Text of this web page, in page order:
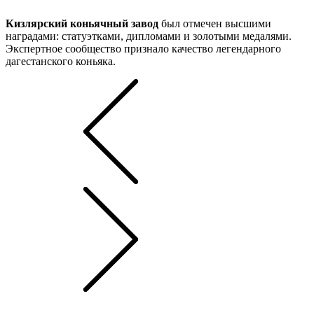
Кизлярский коньячный завод был отмечен высшими
наградами: статуэтками, дипломами и золотыми медалями.
Экспертное сообщество признало качество легендарного
дагестанского коньяка.